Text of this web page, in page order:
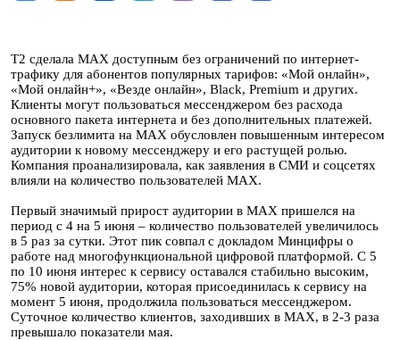
Т2 сделала MAX доступным без ограничений по интернет-
трафику для абонентов популярных тарифов: «Мой онлайн»,
«Мой онлайн+», «Везде онлайн», Black, Premium и других.
Клиенты могут пользоваться мессенджером без расхода
основного пакета интернета и без дополнительных платежей.
Запуск безлимита на MAX обусловлен повышенным интересом
аудитории к новому мессенджеру и его растущей ролью.
Компания проанализировала, как заявления в СМИ и соцсетях
влияли на количество пользователей MAX.
Первый значимый прирост аудитории в MAX пришелся на
период с 4 на 5 июня – количество пользователей увеличилось
в 5 раз за сутки. Этот пик совпал с докладом Минцифры о
работе над многофункциональной цифровой платформой. С 5
по 10 июня интерес к сервису оставался стабильно высоким,
75% новой аудитории, которая присоединилась к сервису на
момент 5 июня, продолжила пользоваться мессенджером.
Суточное количество клиентов, заходивших в MAX, в 2-3 раза
превышало показатели мая.